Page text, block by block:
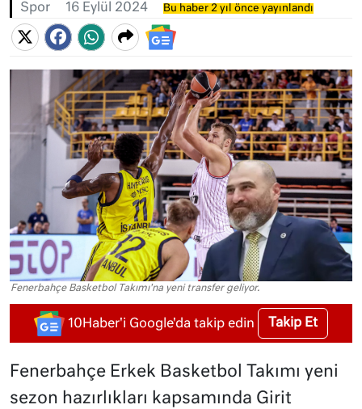
Spor 16 Eylül 2024 Bu haber 2 yıl önce yayınlandı
Fenerbahçe Basketbol Takımı'na yeni transfer geliyor.
10Haber'i Google'da takip edin Takip Et
Fenerbahçe Erkek Basketbol Takımı yeni
sezon hazırlıkları kapsamında Girit